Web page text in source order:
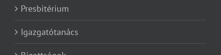
Presbitérium
Igazgatótanács